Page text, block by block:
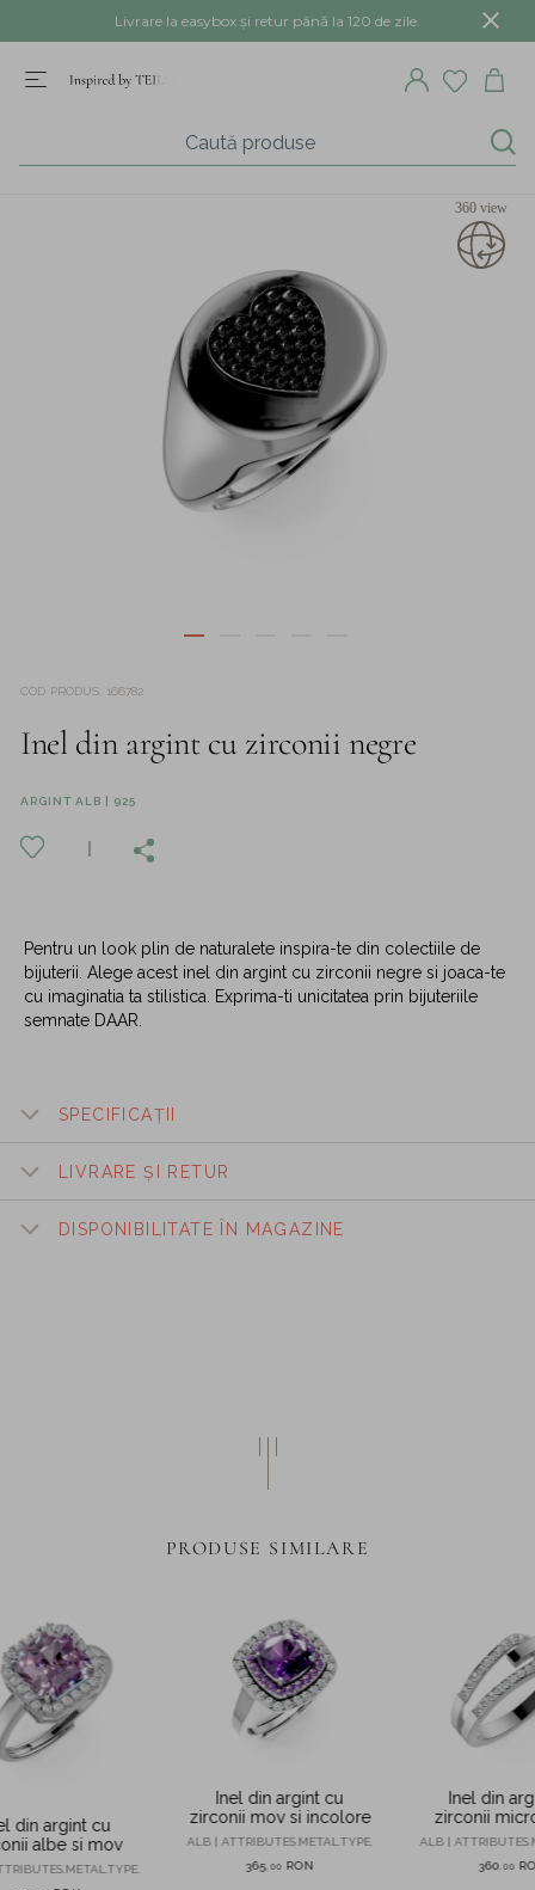
Livrare la easybox și retur până la 120 de zile.
360 view
COD PRODUS 166782
Inel din argint cu zirconii negre
ARGINT ALB | 925
Pentru un look plin de naturalete inspira-te din colectiile de
bijuterii. Alege acest inel din argint cu zirconii negre si joaca-te
cu imaginatia ta stilistica. Exprima-ti unicitatea prin bijuteriile
semnate DAAR.
SPECIFICAȚII
LIVRARE ȘI RETUR
DISPONIBILITATE ÎN MAGAZINE
PRODUSE SIMILARE
din argint cu
albe si mov
Inel din argint cu
zirconii mov si incolore
ALB | ATTRIBUTES.METAL.TYPE.
365 00 RON
Inel din
zirconii
ALB |
360 00